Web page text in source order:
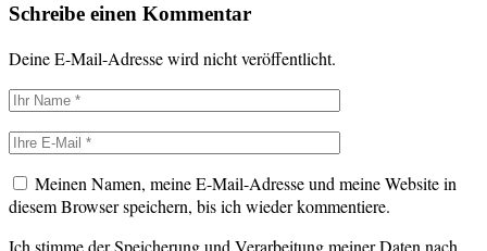
Schreibe einen Kommentar
Deine E-Mail-Adresse wird nicht veröffentlicht.
Meinen Namen, meine E-Mail-Adresse und meine Website in
diesem Browser speichern, bis ich wieder kommentiere.
Ich stimme der Speicherung und Verarbeitung meiner Daten nach